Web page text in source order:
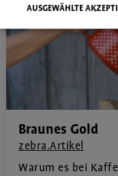
Verwandte
Braunes Gold
zebra.Artikel
Warum es bei
AUSGEWÄHLTE